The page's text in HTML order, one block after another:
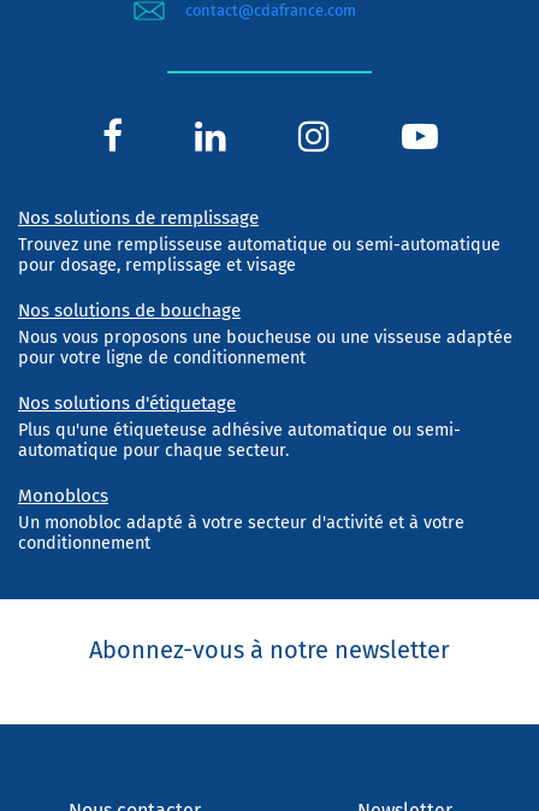
contact@cdafrance.com
Nos solutions de remplissage
Trouvez une remplisseuse automatique ou semi-automatique
pour dosage, remplissage et visage
Nos solutions de bouchage
Nous vous proposons une boucheuse ou une visseuse adaptée
pour votre ligne de conditionnement
Nos solutions d'étiquetage
Plus qu'une étiqueteuse adhésive automatique ou semi-
automatique pour chaque secteur.
Monoblocs
Un monobloc adapté à votre secteur d'activité et à votre
conditionnement
Abonnez-vous à notre newsletter